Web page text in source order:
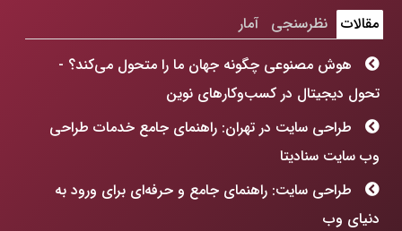
مقالات نظرسنجی
آمار
هوش مصنوعی چگونه جهان ما را متحول می‌کند؟ -
تحول دیجیتال در کسب‌وکارهای نوین
طراحی سایت در تهران: راهنمای جامع خدمات طراحی
وب سایت سنادیتا
طراحی سایت: راهنمای جامع و حرفه‌ای برای ورود به
دنیای وب